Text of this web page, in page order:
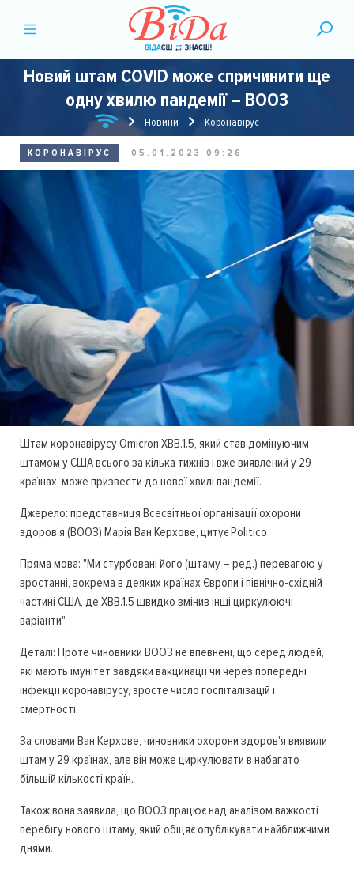
Новий штам COVID може спричинити ще
одну хвилю пандемії – ВООЗ
Новини Коронавірус
КОРОНАВІРУС 05.01.2023 09:26
Штам коронавірусу Omicron XBB.1.5, який став домінуючим
штамом у США всього за кілька тижнів і вже виявлений у 29
країнах, може призвести до нової хвилі пандемії.
Джерело: представниця Всесвітньої організації охорони
здоров'я (ВООЗ) Марія Ван Керхове, цитує Politico
Пряма мова: "Ми стурбовані його (штаму – ред.) перевагою у
зростанні, зокрема в деяких країнах Європи і північно-східній
частині США, де XBB.1.5 швидко змінив інші циркулюючі
варіанти".
Деталі: Проте чиновники ВООЗ не впевнені, що серед людей,
які мають імунітет завдяки вакцинації чи через попередні
інфекції коронавірусу, зросте число госпіталізацій і
смертності.
За словами Ван Керхове, чиновники охорони здоров'я виявили
штам у 29 країнах, але він може циркулювати в набагато
більшій кількості країн.
Також вона заявила, що ВООЗ працює над аналізом важкості
перебігу нового штаму, який обіцяє опублікувати найближчими
днями.